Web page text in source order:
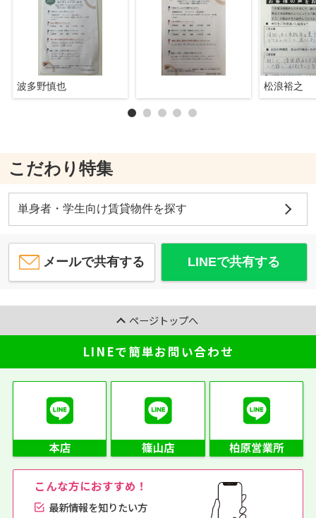
波多野慎也 松浪裕之
こだわり特集
単身者・学生向け賃貸物件を探す
メールで共有する LINEで共有する
ページトップへ
LINEで簡単お問い合わせ
こんな方におすすめ！
最新情報を知りたい方